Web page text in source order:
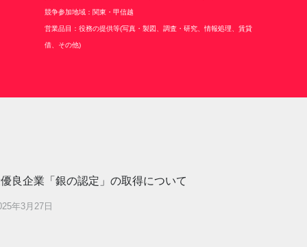
競争参加地域：関東・甲信越
営業品目：役務の提供等(写真・製図、調査・研究、情報処理、賃貸
借、その他)
良企業「銀の認定」の取得について
年3月27日